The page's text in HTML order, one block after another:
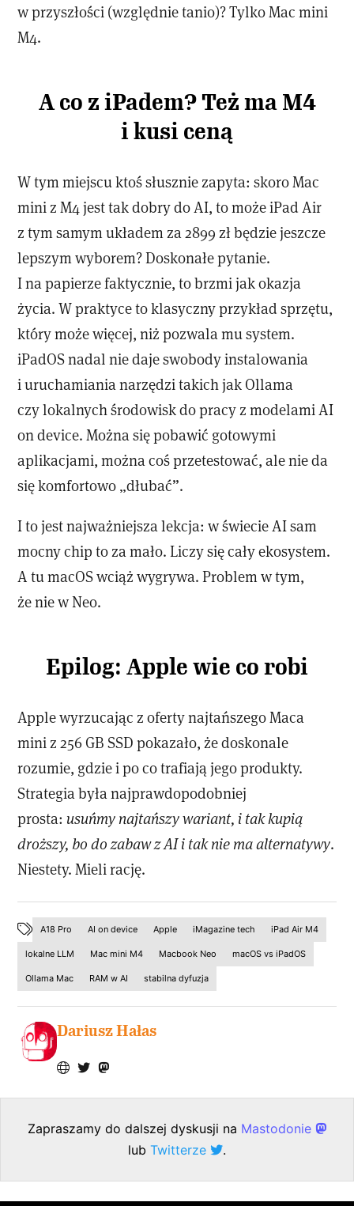
w przyszłości (względnie tanio)? Tylko Mac mini
M4.
A co z iPadem? Też ma M4
i kusi ceną
W tym miejscu ktoś słusznie zapyta: skoro Mac
mini z M4 jest tak dobry do AI, to może iPad Air
z tym samym układem za 2899 zł będzie jeszcze
lepszym wyborem? Doskonałe pytanie.
I na papierze faktycznie, to brzmi jak okazja
życia. W praktyce to klasyczny przykład sprzętu,
który może więcej, niż pozwala mu system.
iPadOS nadal nie daje swobody instalowania
i uruchamiania narzędzi takich jak Ollama
czy lokalnych środowisk do pracy z modelami AI
on device. Można się pobawić gotowymi
aplikacjami, można coś przetestować, ale nie da
się komfortowo „dłubać”.
I to jest najważniejsza lekcja: w świecie AI sam
mocny chip to za mało. Liczy się cały ekosystem.
A tu macOS wciąż wygrywa. Problem w tym,
że nie w Neo.
Epilog: Apple wie co robi
Apple wyrzucając z oferty najtańszego Maca
mini z 256 GB SSD pokazało, że doskonale
rozumie, gdzie i po co trafiają jego produkty.
Strategia była najprawdopodobniej
prosta:usuńmy najtańszy wariant, i tak kupią
droższy, bo do zabaw z AI i tak nie ma alternatywy.
Niestety. Mieli rację.
A18 Pro AI on device Apple iMagazine tech iPad Air M4
lokalne LLM Mac mini M4 Macbook Neo macOS vs iPadOS
Ollama Mac RAM w AI stabilna dyfuzja
Dariusz Hałas
Zapraszamy do dalszej dyskusji na Mastodonie
lub Twitterze .